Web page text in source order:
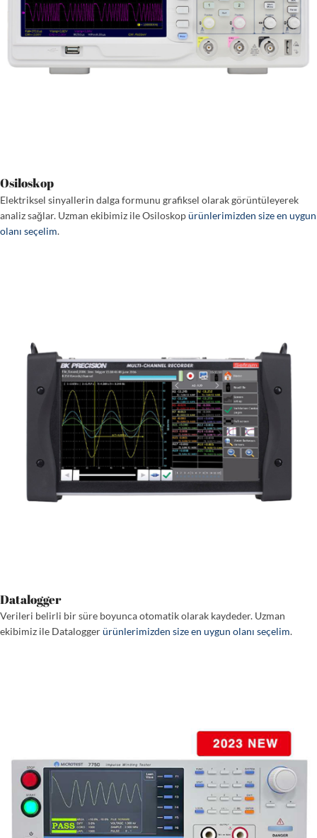
Osiloskop
Elektriksel sinyallerin dalga formunu grafiksel olarak görüntüleyerek
analiz sağlar. Uzman ekibimiz ile Osiloskopürünlerimizden size en uygun
olanı seçelim.
Datalogger
Verileri belirli bir süre boyunca otomatik olarak kaydeder. Uzman
ekibimiz ile Dataloggerürünlerimizden size en uygun olanı seçelim.